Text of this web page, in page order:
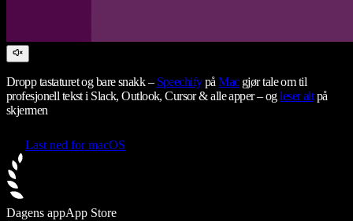
Dropp tastaturet og bare snakk – SpeechifypåMacgjør tale om til
profesjonell tekst i Slack, Outlook, Cursor & alle apper – ogleser altpå
skjermen
Last ned for macOS
Dagens appApp Store